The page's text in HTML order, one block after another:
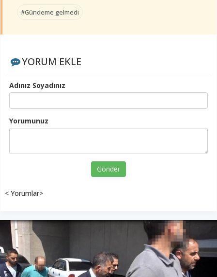
#Gündeme gelmedi
YORUM EKLE
Adınız Soyadınız
Yorumunuz
Gönder
< Yorumlar>